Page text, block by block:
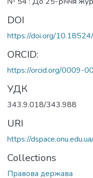
DOI
https://doi.org/
ORCID:
https://orcid.org/0009-
УДК
343.9.018/343.988
URI
https://
Collections
Правова держава